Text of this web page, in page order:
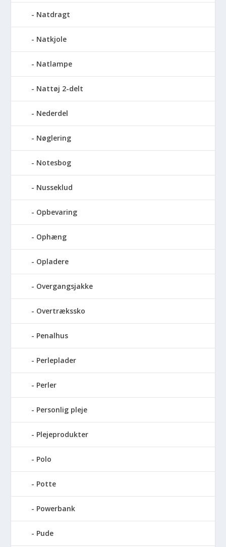
Natdragt
Natkjole
Natlampe
Nattøj 2-delt
Nederdel
Nøglering
Notesbog
Nusseklud
Opbevaring
Ophæng
Opladere
Overgangsjakke
Overtrækssko
Penalhus
Perleplader
Perler
Personlig pleje
Plejeprodukter
Polo
Potte
Powerbank
Pude